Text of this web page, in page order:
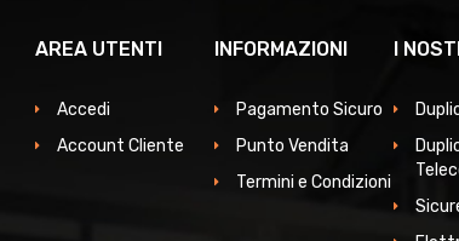
AREA UTENTI
Accedi
Account Cliente
INFORMAZIONI
Pagamento Sicuro
Punto Vendita
Termini e Condizioni
I